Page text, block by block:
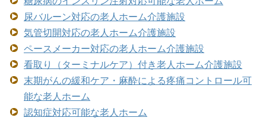
尿バルーン対応の老人ホーム介護施設
気管切開対応の老人ホーム介護施設
ペースメーカー対応の老人ホーム介護施設
看取り（ターミナルケア）付き老人ホーム介護施設
末期がんの緩和ケア・麻酔による疼痛コントロール可
能な老人ホーム
認知症対応可能な老人ホーム